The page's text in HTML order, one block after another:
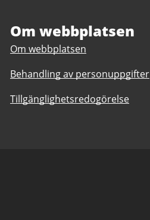
Om webbplatsen
Om webbplatsen
Behandling av personuppgifter
Tillgänglighetsredogörelse